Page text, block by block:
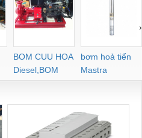
BOM CUU HOA
Diesel,BOM
CHUA CHAY
bơm hoả tiển
Mastra
›